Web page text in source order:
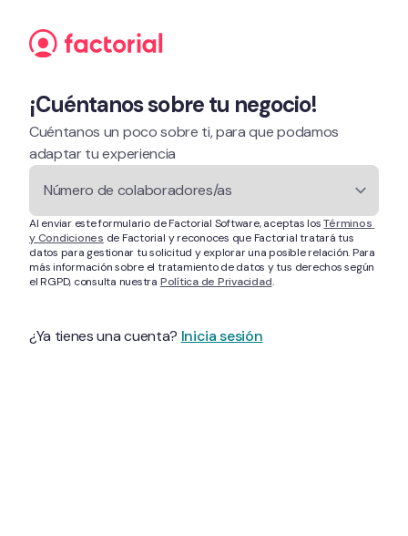
¡Cuéntanos sobre tu negocio!
Cuéntanos un poco sobre ti, para que podamos
adaptar tu experiencia
Número de colaboradores/as
Al enviar este formulario de Factorial Software, aceptas los Términos
y Condiciones de Factorial y reconoces que Factorial tratará tus
datos para gestionar tu solicitud y explorar una posible relación. Para
más información sobre el tratamiento de datos y tus derechos según
el RGPD, consulta nuestra Política de Privacidad.
¿Ya tienes una cuenta? Inicia sesión